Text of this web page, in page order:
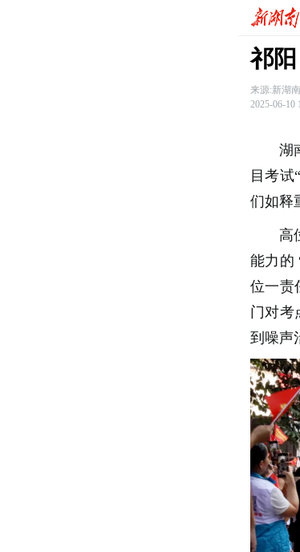
祁
来源:新湖
2025-06-10
湖
目考试
们如释
高
能力的
位一责
门对考
到噪声